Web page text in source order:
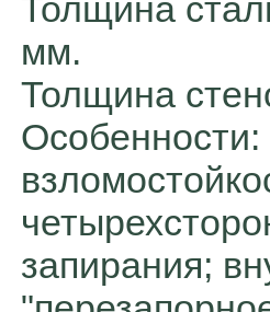
Толщина
мм.
Толщина
Особенности:
запирания;